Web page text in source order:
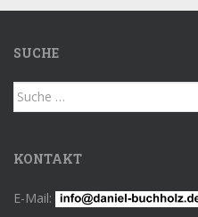
SUCHE
Suche
nach:
KONTAKT
E-Mail: